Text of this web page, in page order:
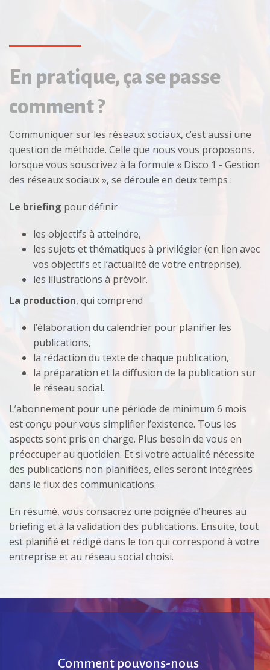
En pratique, ça se passe
comment ?
Communiquer sur les réseaux sociaux, c’est aussi une
question de méthode. Celle que nous vous proposons,
lorsque vous souscrivez à la formule « Disco 1 - Gestion
des réseaux sociaux », se déroule en deux temps :
Le briefing pour définir
les objectifs à atteindre,
les sujets et thématiques à privilégier (en lien avec
vos objectifs et l’actualité de votre entreprise),
les illustrations à prévoir.
La production, qui comprend
l’élaboration du calendrier pour planifier les
publications,
la rédaction du texte de chaque publication,
la préparation et la diffusion de la publication sur
le réseau social.
L’abonnement pour une période de minimum 6 mois
est conçu pour vous simplifier l’existence. Tous les
aspects sont pris en charge. Plus besoin de vous en
préoccuper au quotidien. Et si votre actualité nécessite
des publications non planifiées, elles seront intégrées
dans le flux des communications.
En résumé, vous consacrez une poignée d’heures au
briefing et à la validation des publications. Ensuite, tout
est planifié et rédigé dans le ton qui correspond à votre
entreprise et au réseau social choisi.
Comment pouvons-nous